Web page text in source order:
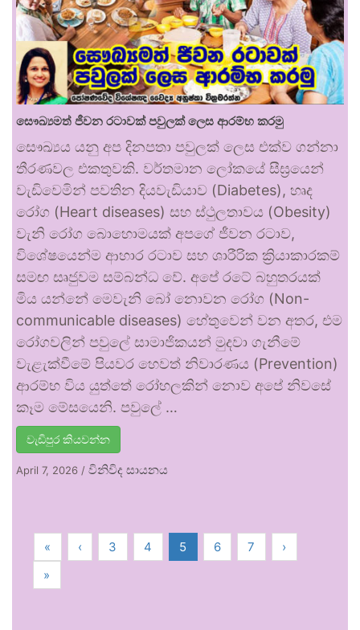
සෞඛ්‍යමත් ජීවන රටාවක් පවුලක් ලෙස ආරම්භ කරමු
සෞඛ්‍යය යනු අප දිනපතා පවුලක් ලෙස එක්ව ගන්නා
තීරණවල එකතුවකි. වර්තමාන ලෝකයේ සීඝ්‍රයෙන්
වැඩිවෙමින් පවතින දියවැඩියාව (Diabetes), හෘද
රෝග (Heart diseases) සහ ස්ථුලතාවය (Obesity)
වැනි රෝග බොහොමයක් අපගේ ජීවන රටාව,
විශේෂයෙන්ම ආහාර රටාව සහ ශාරීරික ක්‍රියාකාරකම්
සමඟ සෘජුවම සම්බන්ධ වේ. අපේ රටේ බහුතරයක්
මිය යන්නේ මෙවැනි බෝ නොවන රෝග (Non-
communicable diseases) හේතුවෙන් වන අතර, එම
රෝගවලින් පවුලේ සාමාජිකයන් මුදවා ගැනීමේ
වැළැක්වීමේ පියවර හෙවත් නිවාරණය (Prevention)
ආරම්භ විය යුත්තේ රෝහලකින් නොව අපේ නිවසේ
කෑම මේසයෙනි. පවුලේ …
වැඩිපුර කියවන්න
April 7, 2026 / විනිවිද සායනය
« ‹ 3 4 5 6 7
›
»